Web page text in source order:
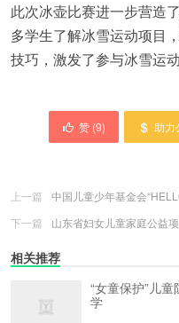
此次冰壶比赛进一步营造
多学生了解冰雪运动项目
技巧，激发了参与冰雪运动
赞 (9) 助力
上一篇
中国儿童少年基金会
下一篇
山东省妇女儿童家庭公益
相关推荐
“女童保护”儿
学